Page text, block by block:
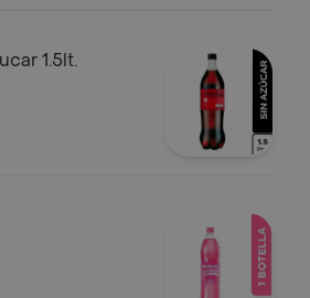
1.5lt.